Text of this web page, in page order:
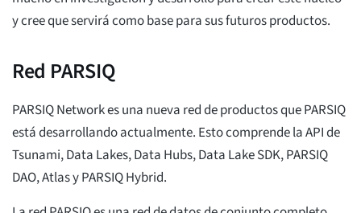
y cree que servirá como base para sus futuros productos.
Red PARSIQ
PARSIQ Network es una nueva red de productos que PARSIQ
está desarrollando actualmente. Esto comprende la API de
Tsunami, Data Lakes, Data Hubs, Data Lake SDK, PARSIQ
DAO, Atlas y PARSIQ Hybrid.